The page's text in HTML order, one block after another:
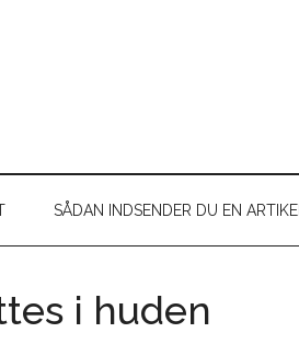
SÅDAN INDSENDER DU EN ARTIKEL
i huden